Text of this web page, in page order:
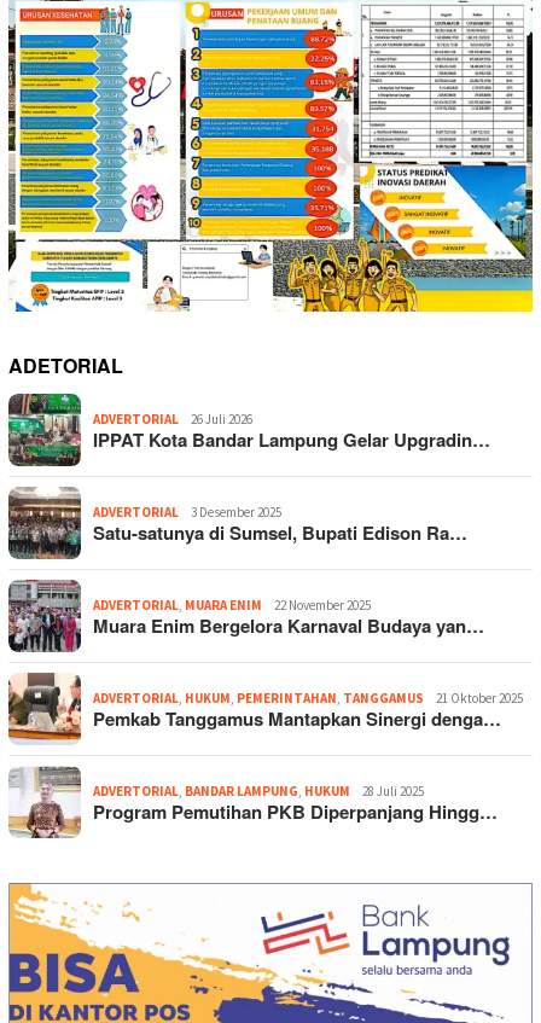
ADETORIAL
ADVERTORIAL 26 Juli 2026
IPPAT Kota Bandar Lampung Gelar Upgradin…
ADVERTORIAL 3 Desember 2025
Satu-satunya di Sumsel, Bupati Edison Ra…
ADVERTORIAL MUARA ENIM 22 November 2025
Muara Enim Bergelora Karnaval Budaya yan…
ADVERTORIAL HUKUM PEMERINTAHAN TANGGAMUS 21 Oktober 2025
Pemkab Tanggamus Mantapkan Sinergi denga…
ADVERTORIAL BANDAR LAMPUNG HUKUM 28 Juli 2025
Program Pemutihan PKB Diperpanjang Hingg…